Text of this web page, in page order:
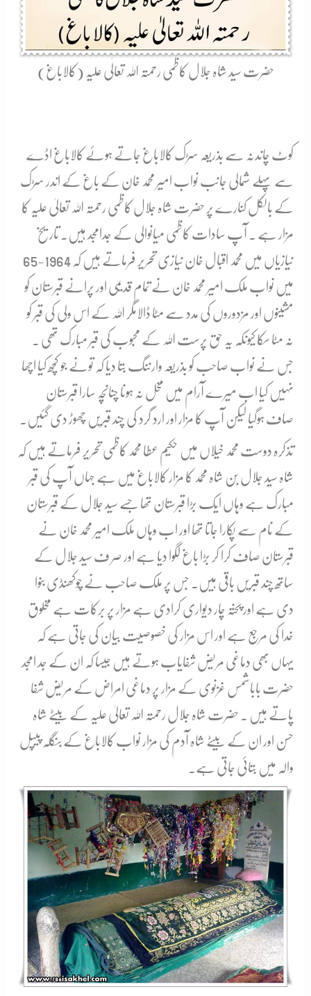
حضرت سید شاہ جلال کاظمی رحمتہ اللہ تعالٰی علیہ (کالاباغ)
کوٹ چاندنہ سے بذریعہ سڑک کالاباغ جاتے ہوئے کالاباغ اڈے
سے پہلے شمالی جانب نواب امیر محمد خان کے باغ کے اندر سڑک
کے بالکل کنارے پر حضرت شاہ جلال کاظمی رحمتہ اللہ تعالیٰ علیہ کا
مزار ہے ۔ آپ سادات کاظمی میانوالی کے جدامجد ہیں۔ تاریخ
نیازیاں میں محمد اقبال خان نیازی تحریر فرماتے ہیں کہ 1964-65
میں نواب ملک امیر محمد خان نے تمام قدیمی اور پرانے قبرستان کو
مشینوں اور مزدوروں کی مدد سے مٹا ڈالامگر اللہ کے اس ولی کی قبر کو
نہ مٹا سکا کیونکہ یہ حق پرست اللہ کے محبوب کی قبر مبارک تھی ۔
جس نے نواب صاحب کو بذریعہ وارننگ بتا دیا کہ تونے جو کچھ کیا اچھا
نہیں کیا اب میرے آرام میں مخل نہ ہونا چنانچہ سارا قبرستان
صاف ہوگیا لیکن آپ کا مزار اور ارد گرد کی چند قبریں چھوڑ دی گئیں۔
تذکرہ دوست محمد خیلاں میں حکیم عطا محمد کاظمی تحریر فرماتے ہیں کہ
شاہ سید جلال بن شاہ محمد کا مزار کالاباغ میں ہے جہاں آپ کی قبر
مبارک ہے وہاں ایک بڑا قبرستان تھا جسے سید جلال کے قبرستان
کے نام سے پکارا جاتا تھا اور اب وہاں ملک امیر محمد خان نے
قبرستان صاف کرا کر بڑا باغ لگوا دیا ہے اور صر ف سید جلال کے
ساتھ چند قبریں باقی ہیں۔ جس پر ملک صاحب نے چوکھنڈی بنوا
دی ہے اور پختہ چار دیواری کرادی ہے مزار پر برکات ہے مخلوق
خدا کی مرجع ہے اور اس مزار کی خصوصیت بیان کی جاتی ہے کہ
یہاں بھی دماغی مریض شفایاب ہوتے ہیں جیسا کہ ان کے جد امجد
حضرت باباشمس غزنوی کے مزار پر دماغی امراض کے مریض شفا
پاتے ہیں ۔ حضرت شاہ جلال رحمتہ اللہ تعالیٰ علیہ کے بیٹے شاہ
حسن اور ان کے بیٹے شاہ آدم کی مزار نواب کالاباغ کے بنگلہ پیپل
والہ میں بتائی جاتی ہے۔